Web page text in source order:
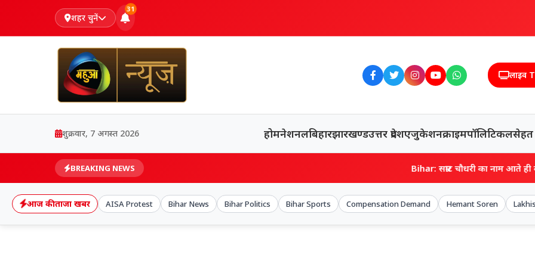
शहर चुनें
31
लाइव
शुक्रवार, 7 अगस्त 2026 होमनेशनलबिहारझारखण्डउत्तर प्रदेशएजुकेशनक्राइमपॉलिटिकलसेहत
BREAKING NEWS Bihar: सम्राट चौधरी का नाम आते ही बोले- मत पूछिए…
आज की ताजा खबर AISA Protest Bihar News Bihar Politics Bihar Sports Compensation Demand Hemant Soren